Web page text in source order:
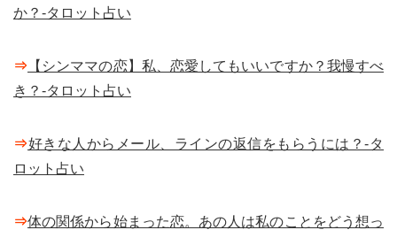
か？-タロット占い
⇒ 【シンママの恋】私、恋愛してもいいですか？我慢すべ
き？-タロット占い
⇒好きな人からメール、ラインの返信をもらうには？-タ
ロット占い
⇒体の関係から始まった恋。あの人は私のことをどう想っ